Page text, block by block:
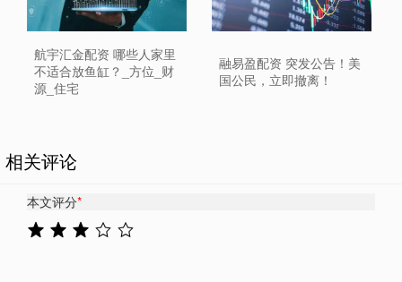
航宇汇金配资 哪些人家里
不适合放鱼缸？_方位_财
源_住宅
融易盈配资 突发公告！美
国公民，立即撤离！
相关评论
本文评分*